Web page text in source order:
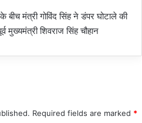
बीच मंत्री गोविंद सिंह ने डंपर घोटाले की
मुख्यमंत्री शिवराज सिंह चौहान
Required fields are marked *